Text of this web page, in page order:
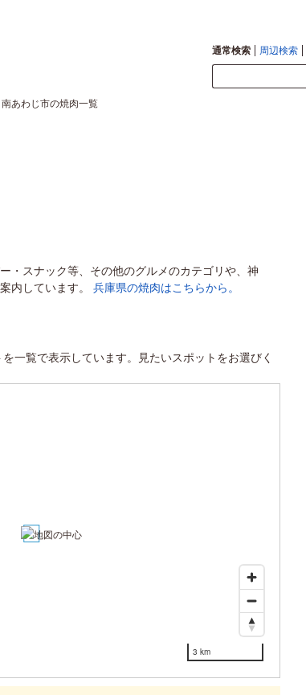
通常検索 周辺検索
南あわじ市の焼肉一覧
・スナック等、その他のグルメのカテゴリや、神
内しています。 兵庫県の焼肉はこちらから。
一覧で表示しています。見たいスポットをお選びく
1
3 km